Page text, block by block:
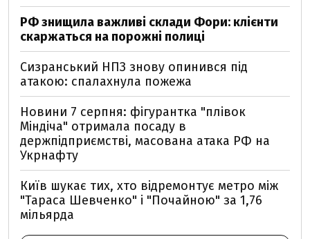
РФ знищила важливі склади Фори: клієнти
скаржаться на порожні полиці
Сизранський НПЗ знову опинився під
атакою: спалахнула пожежа
Новини 7 серпня: фігурантка "плівок
Міндіча" отримала посаду в
держпідприємстві, масована атака РФ на
Укрнафту
Київ шукає тих, хто відремонтує метро між
"Тараса Шевченко" і "Почайною" за 1,76
мільярда